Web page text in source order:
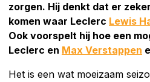
zorgen. Hij denkt dat er
komen waar Leclerc Lewis
Ook voorspelt hij hoe een
Leclerc en Max Verstappen
Het is een wat moeizaam